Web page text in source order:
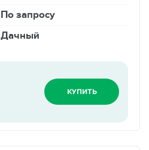
По запросу
Дачный
КУПИТЬ